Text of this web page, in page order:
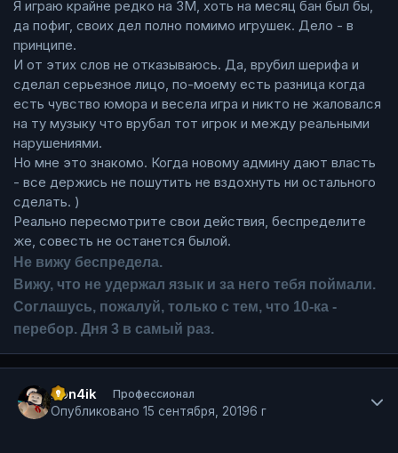
Я играю крайне редко на ЗМ, хоть на месяц бан был бы,
да пофиг, своих дел полно помимо игрушек. Дело - в
принципе.
И от этих слов не отказываюсь. Да, врубил шерифа и
сделал серьезное лицо, по-моему есть разница когда
есть чувство юмора и весела игра и никто не жаловался
на ту музыку что врубал тот игрок и между реальными
нарушениями.
Но мне это знакомо. Когда новому админу дают власть
- все держись не пошутить не вздохнуть ни остального
сделать. )
Реально пересмотрите свои действия, беспределите
же, совесть не останется былой.
Не вижу беспредела.
Вижу, что не удержал язык и за него тебя поймали.
Соглашусь, пожалуй, только с тем, что 10-ка -
перебор. Дня 3 в самый раз.
Pon4ik Профессионал
Опубликовано 15 сентября, 20196 г